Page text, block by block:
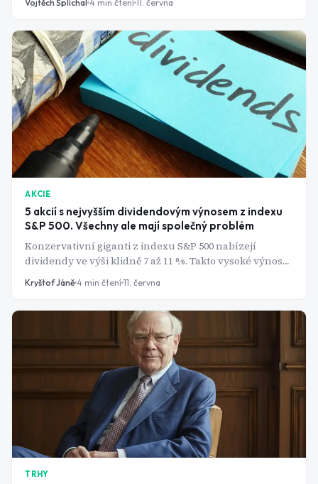
Vojtěch Šplíchal 4 min čtení 11. června
AKCIE
5 akcií s nejvyšším dividendovým výnosem z indexu
S&P 500. Všechny ale mají společný problém
Konzervativní giganti z indexu S&P 500 nabízejí
dividendy ve výši klidně 7 až 11 %. Takto vysoké výnosy
jsou však důsledek hroutících se cen akcií a vlny
snižování pozitivních ratingů ze strany Wall Street. Jde
Kryštof Jáně 4 min čtení 11. června
TRHY